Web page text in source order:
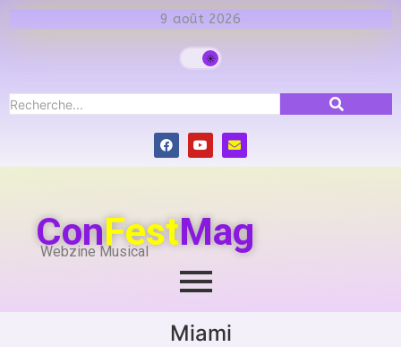
9 août 2026
ConFestMag
Webzine Musical
Miami